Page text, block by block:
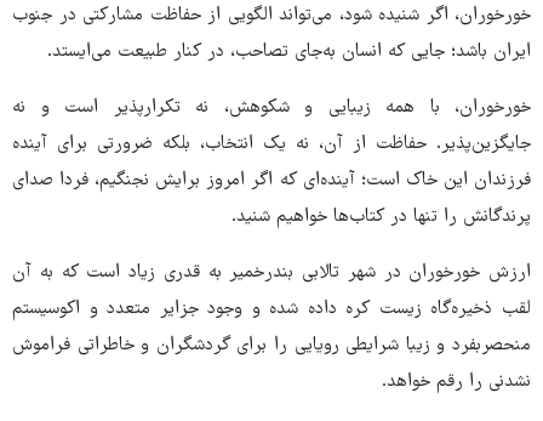
خورخوران، اگر شنیده شود، می‌تواند الگویی از حفاظت مشارکتی در جنوب
ایران باشد؛ جایی که انسان به‌جای تصاحب، در کنار طبیعت می‌ایستد.
خورخوران، با همه زیبایی و شکوهش، نه تکرارپذیر است و نه
جایگزین‌پذیر. حفاظت از آن، نه یک انتخاب، بلکه ضرورتی برای آینده‌
فرزندان این خاک است؛ آینده‌ای که اگر امروز برایش نجنگیم، فردا صدای
پرندگانش را تنها در کتاب‌ها خواهیم شنید.
ارزش خورخوران در شهر تالابی بندرخمیر به قدری زیاد است که به آن
لقب ذخیره‌گاه زیست کره داده شده و وجود جزایر متعدد و اکوسیستم
منحصربفرد و زیبا شرایطی رویایی را برای گردشگران و خاطراتی فراموش
نشدنی را رقم خواهد.